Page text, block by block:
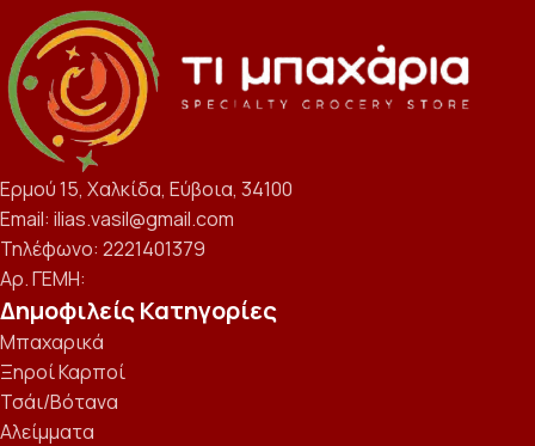
Ερμού 15, Χαλκίδα, Εύβοια, 34100
Email: ilias.vasil@gmail.com
Τηλέφωνο: 2221401379
Αρ. ΓΕΜΗ:
Δημοφιλείς Κατηγορίες
Μπαχαρικά
Ξηροί Καρποί
Τσάι/Βότανα
Αλείμματα